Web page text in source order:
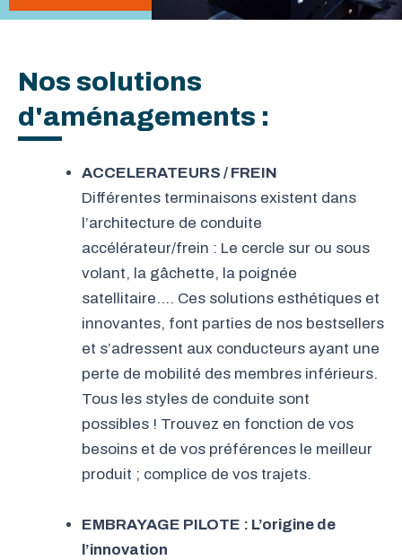
Nos solutions
d'aménagements :
ACCELERATEURS / FREIN
Différentes terminaisons existent dans
l’architecture de conduite
accélérateur/frein : Le cercle sur ou sous
volant, la gâchette, la poignée
satellitaire…. Ces solutions esthétiques et
innovantes, font parties de nos bestsellers
et s’adressent aux conducteurs ayant une
perte de mobilité des membres inférieurs.
Tous les styles de conduite sont
possibles ! Trouvez en fonction de vos
besoins et de vos préférences le meilleur
produit ; complice de vos trajets.
EMBRAYAGE PILOTE : L’origine de
l’innovation